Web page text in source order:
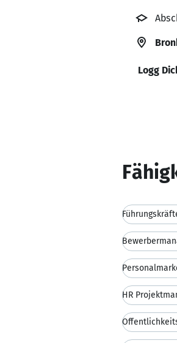
Logg
HR